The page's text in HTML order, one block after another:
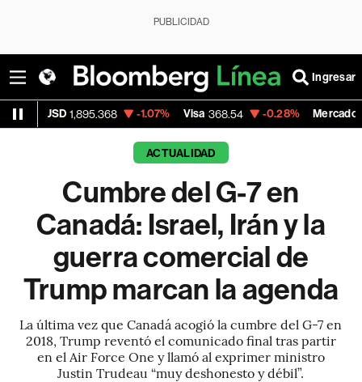
PUBLICIDAD
Ingresar
-1.07% Visa 368.54 -0.28% MercadoLibre 1,924.95
ACTUALIDAD
Cumbre del G-7 en
Canadá: Israel, Irán y la
guerra comercial de
Trump marcan la agenda
La última vez que Canadá acogió la cumbre del G-7 en
2018, Trump reventó el comunicado final tras partir
en el Air Force One y llamó al exprimer ministro
Justin Trudeau “muy deshonesto y débil”.